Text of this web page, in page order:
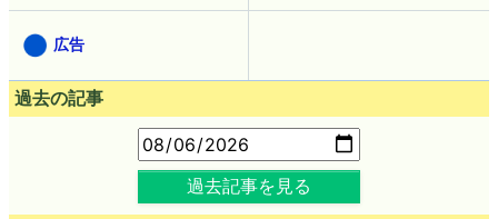
広告
過去の記事
過去記事を見る